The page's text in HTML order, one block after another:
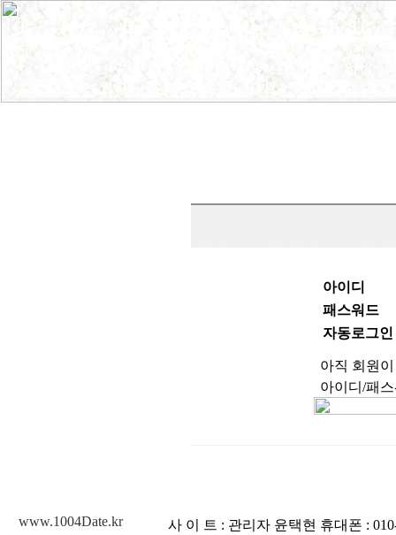
아이디
패스워드
자동로그인
아직 회원
아이디/패
사 이 트 : 관리자 윤택현 휴대폰 :
www.1004Date.kr